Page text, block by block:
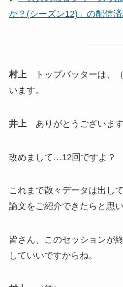
か？(シーズン12)」の配信
村上 トップバッターは、
います。
井上 ありがとうございます
改めまして…12回ですよ？
これまで散々データは出し
論文をご紹介できたらと思い
皆さん、このセッションが
していいですからね。